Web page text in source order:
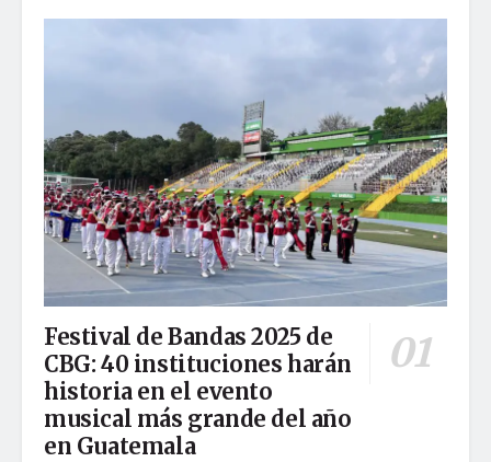
Festival de Bandas 2025 de
CBG: 40 instituciones harán
historia en el evento
musical más grande del año
en Guatemala